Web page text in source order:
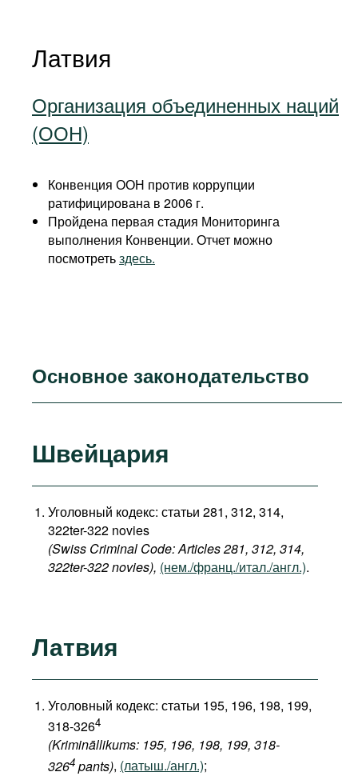
Латвия
Организация объединенных наций
(ООН)
Конвенция ООН против коррупции
ратифицирована в 2006 г.
Пройдена первая стадия Мониторинга
выполнения Конвенции. Отчет можно
посмотретьздесь.
Основное законодательство
Швейцария
Уголовный кодекс: статьи 281, 312, 314,
322ter-322 novies
(Swiss Criminal Code: Articles 281, 312, 314,
322ter-322 novies), (нем./франц./итал./англ.).
Латвия
Уголовный кодекс: статьи 195, 196, 198, 199,
318-3264
(Krimināllikums: 195, 196, 198, 199, 318-
3264 pants), (латыш./англ.);